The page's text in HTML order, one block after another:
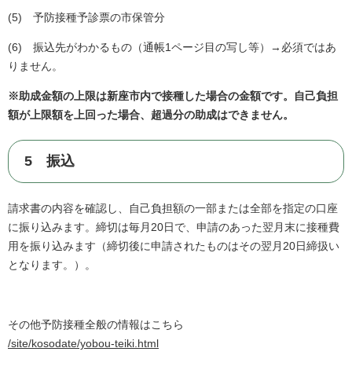
(5) 予防接種予診票の市保管分
(6) 振込先がわかるもの（通帳1ページ目の写し等）→必須ではあ
りません。
※助成金額の上限は新座市内で接種した場合の金額です。自己負担
額が上限額を上回った場合、超過分の助成はできません。
5 振込
請求書の内容を確認し、自己負担額の一部または全部を指定の口座
に振り込みます。締切は毎月20日で、申請のあった翌月末に接種費
用を振り込みます（締切後に申請されたものはその翌月20日締扱い
となります。）。
その他予防接種全般の情報はこちら
/site/kosodate/yobou-teiki.html